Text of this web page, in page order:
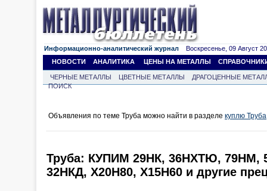
Информационно-аналитический журнал Воскресенье, 09 Август
НОВОСТИ
АНАЛИТИКА ЦЕНЫ НА МЕТАЛЛЫ
ЧЕРНЫЕ МЕТАЛЛЫ ЦВЕТНЫЕ МЕТАЛЛЫ
ДРАГОЦЕННЫЕ
ПОИСК
Объявления по теме Труба можно найти в разделе куплю Труба
Труба: КУПИМ 29НК, 36НХТЮ, 79НМ,
32НКД, Х20Н80, Х15Н60 и другие